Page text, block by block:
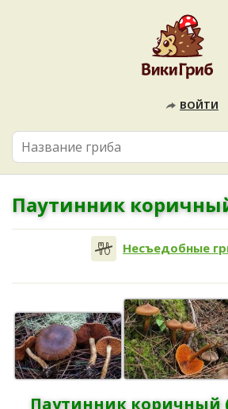
ВОЙТИ
Паутинник
Несъедобные
Паутинник коричный